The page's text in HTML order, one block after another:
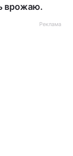
врожаю.
Реклама